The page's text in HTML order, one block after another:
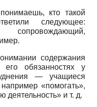
кто такой
следующее:
содержания
его обязанностях у
— учащиеся
«помогать»,
деятельность» и т. д.